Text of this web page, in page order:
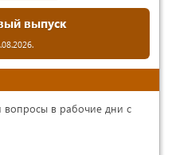
выпуск
вопросы в рабочие дни с